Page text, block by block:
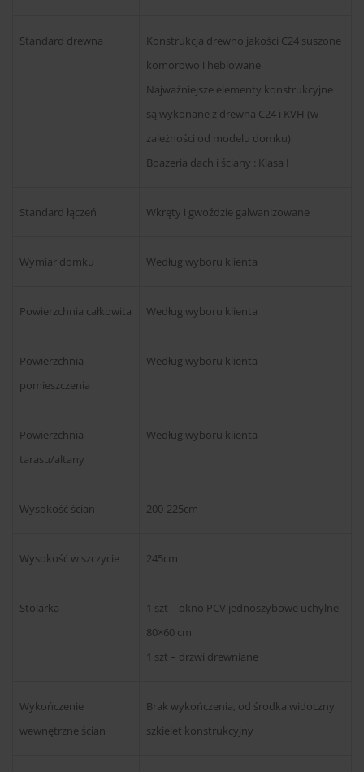
Standard drewna
Konstrukcja drewno jakości C24 suszone
komorowo i heblowane
Najważniejsze elementy konstrukcyjne
są wykonane z drewna C24 i KVH (w
zależności od modelu domku)
Boazeria dach i ściany : Klasa I
Standard łączeń Wkręty i gwoździe galwanizowane
Wymiar domku Według wyboru klienta
Powierzchnia całkowita Według wyboru klienta
Powierzchnia
pomieszczenia
Według wyboru klienta
Powierzchnia
tarasu/altany
Według wyboru klienta
Wysokość ścian 200-225cm
Wysokość w szczycie 245cm
Stolarka
1 szt – okno PCV jednoszybowe uchylne
80×60 cm
1 szt – drzwi drewniane
Wykończenie
wewnętrzne ścian
Brak wykończenia, od środka widoczny
szkielet konstrukcyjny